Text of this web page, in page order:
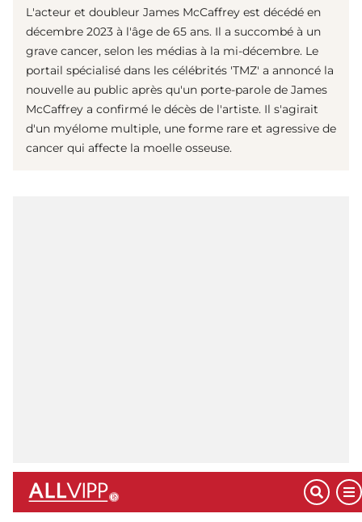
L'acteur et doubleur James McCaffrey est décédé en
décembre 2023 à l'âge de 65 ans. Il a succombé à un
grave cancer, selon les médias à la mi-décembre. Le
portail spécialisé dans les célébrités 'TMZ' a annoncé la
nouvelle au public après qu'un porte-parole de James
McCaffrey a confirmé le décès de l'artiste. Il s'agirait
d'un myélome multiple, une forme rare et agressive de
cancer qui affecte la moelle osseuse.